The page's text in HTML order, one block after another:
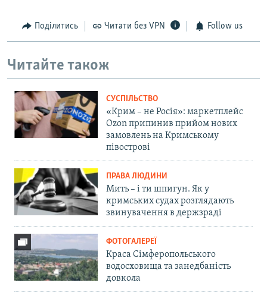
Поділитись Читати без VPN Follow us
Читайте також
СУСПІЛЬСТВО
«Крим – не Росія»: маркетплейс
Ozon припинив прийом нових
замовлень на Кримському
півострові
ПРАВА ЛЮДИНИ
Мить – і ти шпигун. Як у
кримських судах розглядають
звинувачення в держзраді
ФОТОГАЛЕРЕЇ
Краса Сімферопольського
водосховища та занедбаність
довкола